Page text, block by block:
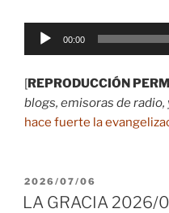
Reproductor
00:00
[REPRODUCCIÓN
blogs, emisoras de
hace fuerte la
PUBLICADO
EL
2026/07/06
LA GRACIA 2026/